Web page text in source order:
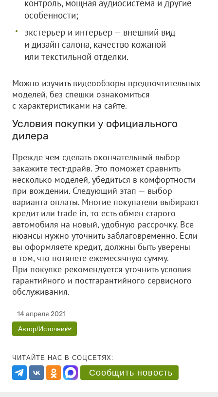
контроль, мощная аудиосистема и другие
особенности;
экстерьер и интерьер — внешний вид
и дизайн салона, качество кожаной
или текстильной отделки.
Можно изучить видеообзоры предпочтительных
моделей, без спешки ознакомиться
с характеристиками на сайте.
Условия покупки у официального
дилера
Прежде чем сделать окончательный выбор
закажите тест-драйв. Это поможет сравнить
несколько моделей, убедиться в комфортности
при вождении. Следующий этап — выбор
варианта оплаты. Многие покупатели выбирают
кредит или trade in, то есть обмен старого
автомобиля на новый, удобную рассрочку. Все
нюансы нужно уточнить заблаговременно. Если
вы оформляете кредит, должны быть уверены
в том, что потянете ежемесячную сумму.
При покупке рекомендуется уточнить условия
гарантийного и постгарантийного сервисного
обслуживания.
14 апреля 2021
Автор/Источник
ЧИТАЙТЕ НАС В СОЦСЕТЯХ:
Сообщить новость